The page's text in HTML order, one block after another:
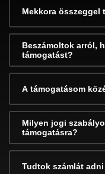
Mekkora
Beszámoltok arról,
támogatást?
A támogatásom
Milyen jogi
támogatásra?
Tudtok számlát